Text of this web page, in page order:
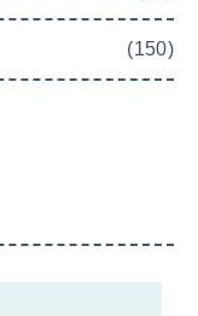
(150)